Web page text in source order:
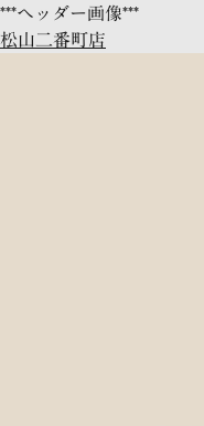
Skip
to
***ヘッダー画像***
松山二番町店